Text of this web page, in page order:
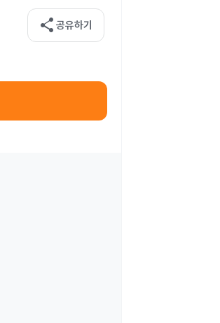
share 공유하기